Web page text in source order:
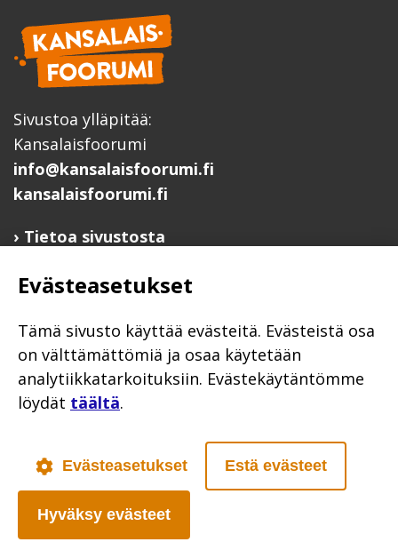
Sivustoa ylläpitää:
Kansalaisfoorumi
info@kansalaisfoorumi.fi
kansalaisfoorumi.fi
Tietoa sivustosta
Ilmoita järjestösi järjestöhakemistoon
Järjestötietäjä-testi
Anna palautetta
Saavutettavuusseloste
Evästekäytännöt
Poutapilvi web design
Evästeasetukset
Tämä sivusto käyttää evästeitä. Evästeistä osa
on välttämättömiä ja osaa käytetään
analytiikkatarkoituksiin. Evästekäytäntömme
löydät täältä.
Evästeasetukset Estä evästeet
Hyväksy evästeet